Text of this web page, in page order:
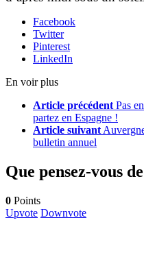
Facebook
Twitter
Pinterest
LinkedIn
En voir plus
Article précédent Pas
partez en Espagne !
Article suivant
bulletin annuel
Que pensez-vous
0 Points
Upvote Downvote